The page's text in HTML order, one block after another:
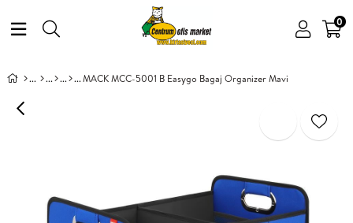
0
MACK MCC-5001 B Easygo Bagaj Organizer Mavi